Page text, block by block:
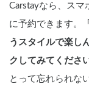
Carstayなら、スマ
に予約できます。
うスタイルで楽し
クしてみてください
とって忘れられな